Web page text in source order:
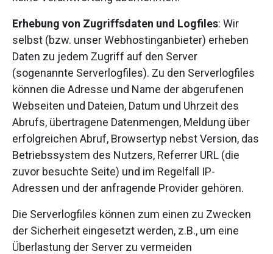
Erhebung von Zugriffsdaten und Logfiles: Wir
selbst (bzw. unser Webhostinganbieter) erheben
Daten zu jedem Zugriff auf den Server
(sogenannte Serverlogfiles). Zu den Serverlogfiles
können die Adresse und Name der abgerufenen
Webseiten und Dateien, Datum und Uhrzeit des
Abrufs, übertragene Datenmengen, Meldung über
erfolgreichen Abruf, Browsertyp nebst Version, das
Betriebssystem des Nutzers, Referrer URL (die
zuvor besuchte Seite) und im Regelfall IP-
Adressen und der anfragende Provider gehören.
Die Serverlogfiles können zum einen zu Zwecken
der Sicherheit eingesetzt werden, z.B., um eine
Überlastung der Server zu vermeiden